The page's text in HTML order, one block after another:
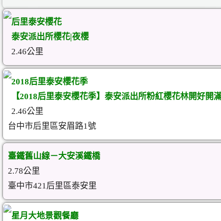
后里泰安櫻花
泰安派出所櫻花|夜櫻
2.46公里
2018后里泰安櫻花季
【2018后里泰安櫻花季】泰安派出所粉紅櫻花林開好開
2.46公里
台中市后里區安眉路1號
臺鐵舊山線－大安溪鐵橋
2.78公里
臺中市421后里區泰安里
星月大地景觀餐廳